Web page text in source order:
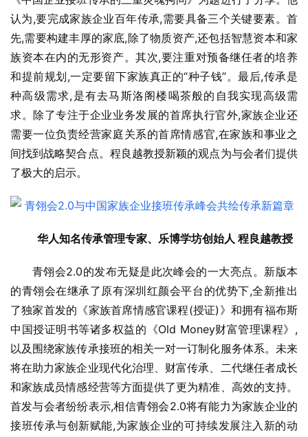
认为,要完成家族企业百年传承,需要具备三个关键要素。首
先,需要构建丰厚的家底,除了物质资产,还包括智慧资本和家
族资本在内的无形资产。其次,要注重对预备继任者的培养
和提前规划,一定要留下家族真正的“种子钱”。最后,传承是
种高级需求,是有去马斯洛阁楼喝茶般的自我实现高级需
求。除了专注于企业业务发展的首席执行官外,家族企业还
需要一位负责经营家庭关系的首席情感官,在家族和事业之
间找到战略契合点。程良越教授新颖的观点为与会者们提供
了极大的启示。
华人知名传承管理专家、乐博学坊创始人 程良越教授
青翎会2.0的发布无疑是此次峰会的一大亮点。新版本
的青翎会在继承了原有深圳红颜会平台的优势下,全新推出
了独家首发的《家族首席情感官课程(授证)》和拥有福布斯
中国授证明书等诸多权益的《Old Money财富管理课程》,
以及围绕家族传承接班的相关一对一订制化服务体系。未来
将在助力家族企业现代化治理、财富传承、二代继任者成长
和家族成员情感经营等方面提供了更为精准、高效的支持。
首发与会者纷纷表示,相信青翎会2.0将有能力为家族企业的
接班传承与创新赋能,为家族企业的可持续发展注入新的动